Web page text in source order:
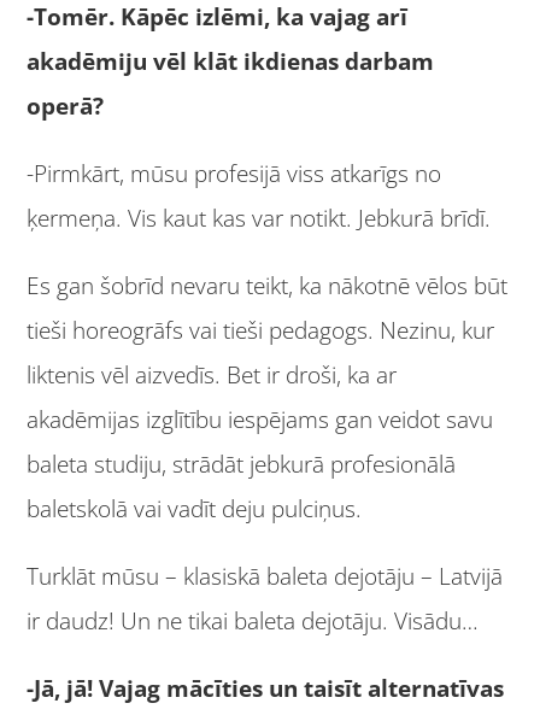
-Tomēr. Kāpēc izlēmi, ka vajag arī
akadēmiju vēl klāt ikdienas darbam
operā?
-Pirmkārt, mūsu profesijā viss atkarīgs no
ķermeņa. Vis kaut kas var notikt. Jebkurā brīdī.
Es gan šobrīd nevaru teikt, ka nākotnē vēlos būt
tieši horeogrāfs vai tieši pedagogs. Nezinu, kur
liktenis vēl aizvedīs. Bet ir droši, ka ar
akadēmijas izglītību iespējams gan veidot savu
baleta studiju, strādāt jebkurā profesionālā
baletskolā vai vadīt deju pulciņus.
Turklāt mūsu – klasiskā baleta dejotāju – Latvijā
ir daudz! Un ne tikai baleta dejotāju. Visādu…
-Jā, jā! Vajag mācīties un taisīt alternatīvas